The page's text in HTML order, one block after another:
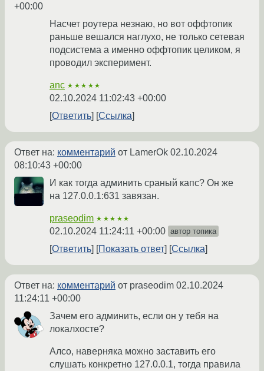
+00:00
Насчет роутера незнаю, но вот оффтопик
раньше вешался наглухо, не только сетевая
подсистема а именно оффтопик целиком, я
проводил эксперимент.
anc ★★★★★
02.10.2024 11:02:43 +00:00
Ответить
Ссылка
Ответ на: комментарий от LamerOk 02.10.2024
08:10:43 +00:00
И как тогда админить сраный капс? Он же
на 127.0.0.1:631 завязан.
praseodim ★★★★★
02.10.2024 11:24:11 +00:00 автор топика
Ответить Показать ответ Ссылка
Ответ на: комментарий от praseodim 02.10.2024
11:24:11 +00:00
Зачем его админить, если он у тебя на
локалхосте?
Алсо, наверняка можно заставить его
слушать конкретно 127.0.0.1, тогда правила